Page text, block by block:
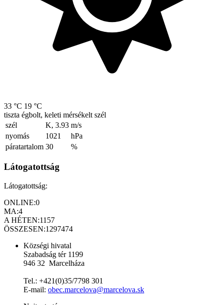
33 °C 19 °C
tiszta égbolt, keleti mérsékelt szél
szél
K, 3.93 m/s
nyomás
1021
hPa
páratartalom 30 %
Látogatottság
Látogatottság:
ONLINE:0
MA:4
A HÉTEN:1157
ÖSSZESEN:1297474
Községi hivatal
Szabadság tér 1199
946 32 Marcelháza
Tel.: +421(0)35/7798 301
E-mail: obec.marcelova@marcelova.sk